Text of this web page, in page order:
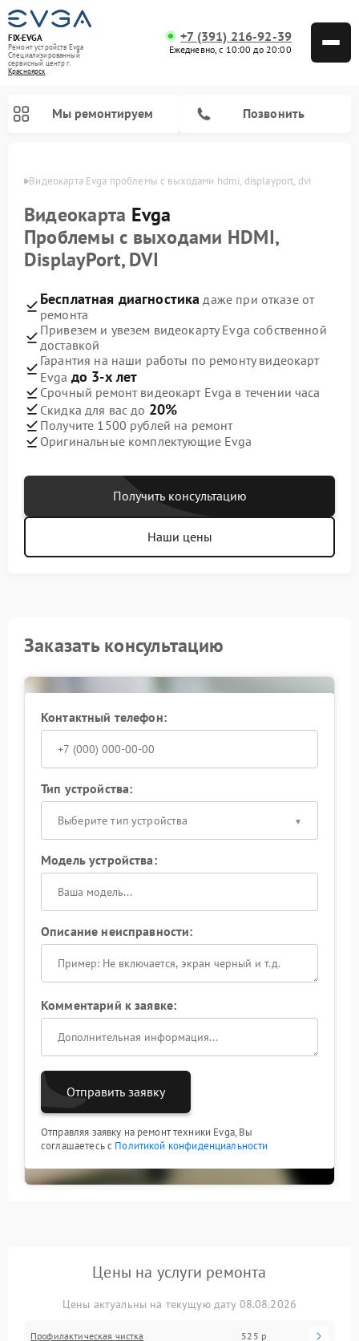
FIX-EVGA
Ремонт устройств Evga
Специализированный
cервисный центр г.
Красноярск
+7 (391) 216-92-39
Ежедневно, с 10:00 до 20:00
Мы ремонтируем Позвонить
Видеокарта Evga проблемы с выходами hdmi, displayport, dvi
Видеокарта Evga
Проблемы с выходами HDMI,
DisplayPort, DVI
Бесплатная диагностика даже при отказе от
ремонта
Привезем и увезем видеокарту Evga собственной
доставкой
Гарантия на наши работы по ремонту видеокарт
Evga до 3-х лет
Срочный ремонт видеокарт Evga в течении часа
Скидка для вас до 20%
Получите 1500 рублей на ремонт
Оригинальные комплектующие Evga
Получить консультацию
Наши цены
Заказать консультацию
Контактный телефон:
Тип устройства:
Выберите тип устройства
Модель устройства:
Описание неисправности:
Комментарий к заявке:
Отправить заявку
Отправляя заявку на ремонт техники Evga, Вы
соглашаетесь с Политикой конфиденциальности
Цены на услуги ремонта
Цены актуальны на текущую дату 08.08.2026
Профилактическая чистка 525 р